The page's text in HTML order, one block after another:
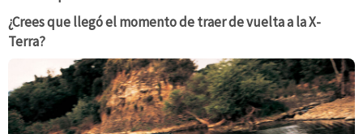
¿Crees que llegó el momento de traer de vuelta a la X-
Terra?